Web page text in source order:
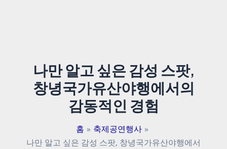
나만 알고 싶은 감성 스팟,
창녕국가유산야행에서의
감동적인 경험
홈
축제공연행사
나만 알고 싶은 감성 스팟, 창녕국가유산야행에서